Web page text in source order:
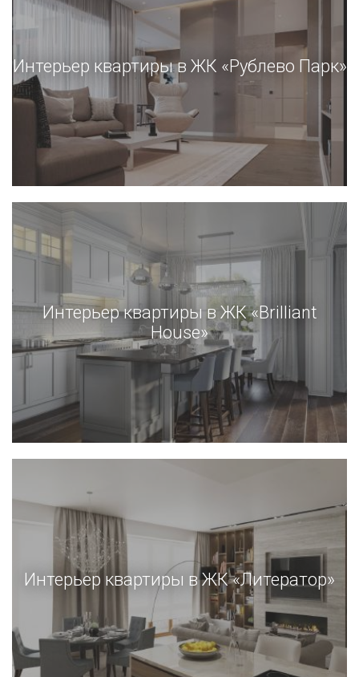
Интерьер квартиры в ЖК «Рублево Парк»
Интерьер квартиры в ЖК «Brilliant
House»
Интерьер квартиры в ЖК «Литератор»